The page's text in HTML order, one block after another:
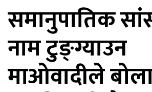
समानुपातिक
नाम टुङ्ग्याउन
माओवादीले